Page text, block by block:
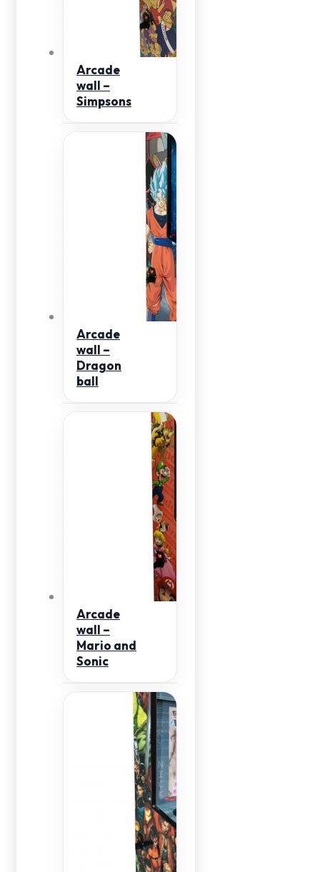
Arcade
wall –
Simpsons
Arcade
wall –
Dragon
ball
Arcade
wall –
Mario and
Sonic